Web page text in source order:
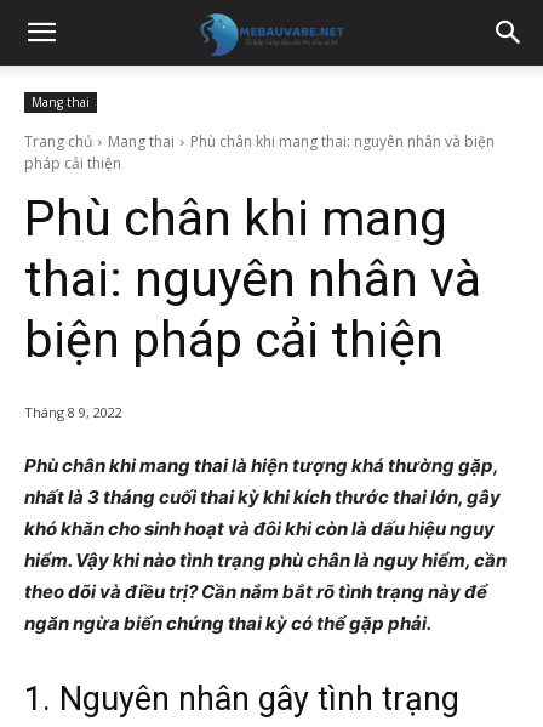
Mang thai
Trang chủ Mang thai
Phù chân khi mang thai: nguyên nhân và biện
pháp cải thiện
Phù chân khi mang
thai: nguyên nhân và
biện pháp cải thiện
Tháng 8 9, 2022
Phù chân khi mang thai là hiện tượng khá thường gặp,
nhất là 3 tháng cuối thai kỳ khi kích thước thai lớn, gây
khó khăn cho sinh hoạt và đôi khi còn là dấu hiệu nguy
hiểm. Vậy khi nào tình trạng phù chân là nguy hiểm, cần
theo dõi và điều trị? Cần nắm bắt rõ tình trạng này để
ngăn ngừa biến chứng thai kỳ có thể gặp phải.
1. Nguyên nhân gây tình trạng